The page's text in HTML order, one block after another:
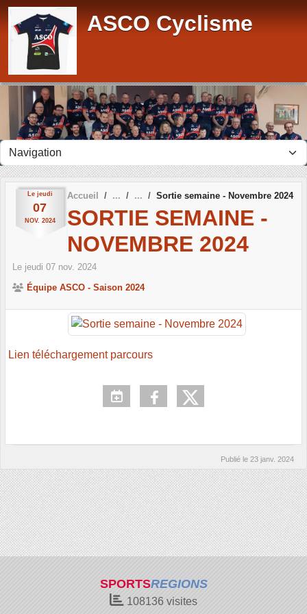
ASCO Cyclisme
Le jeudi
07
NOV. 2024
Accueil Sortie semaine - Novembre 2024
SORTIE SEMAINE -
NOVEMBRE 2024
Le jeudi 07 nov. 2024
Équipe ASCO - Saison 2024
Lien téléchargement parcours
Publié le 23 janv. 2024
SPORTSREGIONS
108136 visites
Panneau de gestion des cookies